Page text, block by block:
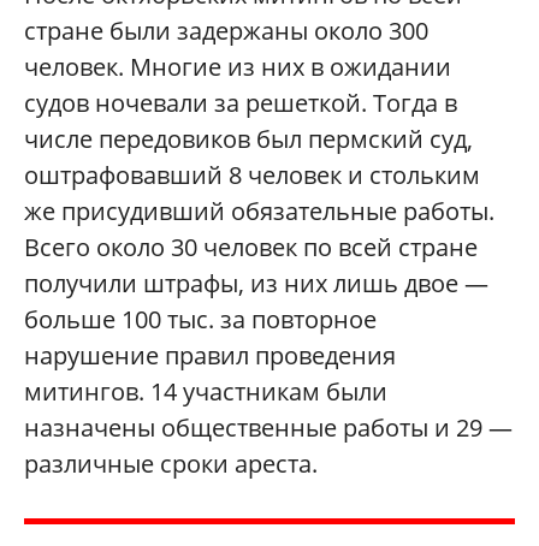
стране были задержаны около 300
человек. Многие из них в ожидании
судов ночевали за решеткой. Тогда в
числе передовиков был пермский суд,
оштрафовавший 8 человек и стольким
же присудивший обязательные работы.
Всего около 30 человек по всей стране
получили штрафы, из них лишь двое —
больше 100 тыс. за повторное
нарушение правил проведения
митингов. 14 участникам были
назначены общественные работы и 29 —
различные сроки ареста.